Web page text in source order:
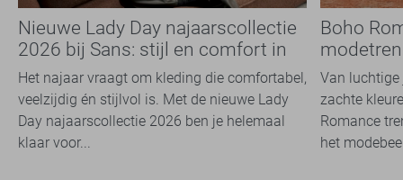
Nieuwe Lady Day najaarscollectie
2026 bij Sans: stijl en comfort in
travelkwaliteit
Het najaar vraagt om kleding die comfortabel,
veelzijdig én stijlvol is. Met de nieuwe Lady
Day najaarscollectie 2026 ben je helemaal
klaar voor...
Boho
overal
Van luchtige
zachte
Romance
het